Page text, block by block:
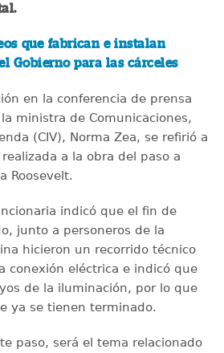
que fabrican e instalan
Gobierno para las cárceles
en la conferencia de prensa
ministra de Comunicaciones,
(CIV), Norma Zea, se refirió a
a la obra del paso a
Roosevelt.
indicó que el fin de
junto a personeros de la
hicieron un recorrido técnico
conexión eléctrica e indicó que
de la iluminación, por lo que
ya se tienen terminado.
paso, será el tema relacionado